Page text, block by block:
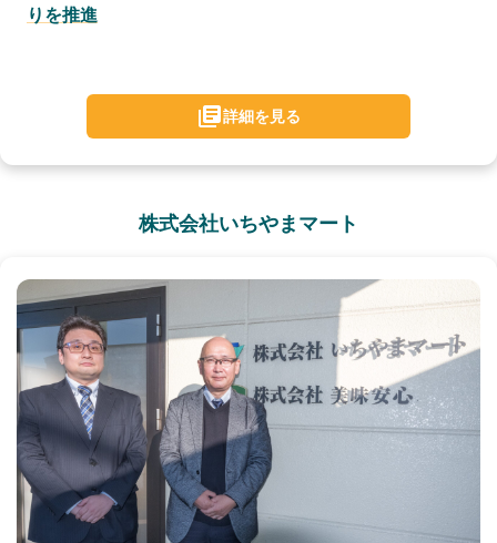
りを推進
詳細を見る
株式会社いちやまマート